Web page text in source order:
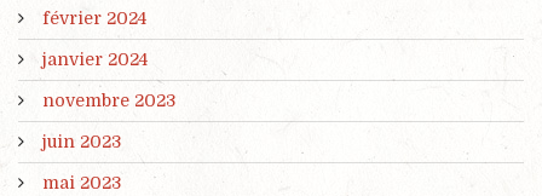
février 2024
janvier 2024
novembre 2023
juin 2023
mai 2023